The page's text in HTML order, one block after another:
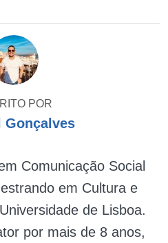
POR
Gonçalves
Comunicação Social
em Cultura e
de Lisboa.
por mais de 8 anos,